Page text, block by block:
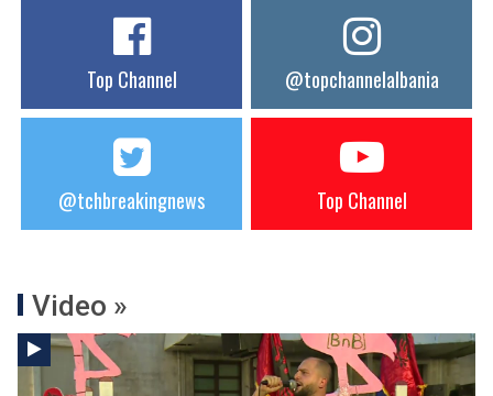
Top Channel @topchannelalbania
@tchbreakingnews Top Channel
Video »